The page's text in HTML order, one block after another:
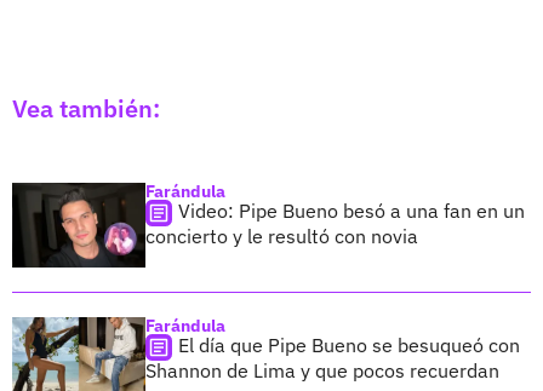
Vea también:
Farándula
Video: Pipe Bueno besó a una fan en un
concierto y le resultó con novia
Farándula
El día que Pipe Bueno se besuqueó con
Shannon de Lima y que pocos recuerdan